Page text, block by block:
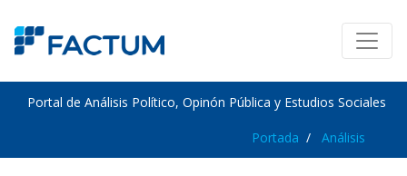
Portal de Análisis Político, Opinón Pública y Estudios Sociales
Portada Análisis